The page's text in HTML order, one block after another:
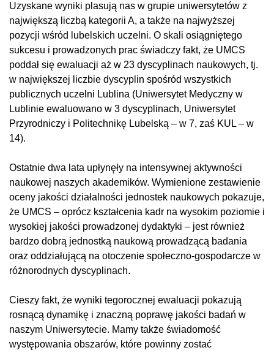
Uzyskane wyniki plasują nas w grupie uniwersytetów z
największą liczbą kategorii A, a także na najwyższej
pozycji wśród lubelskich uczelni. O skali osiągniętego
sukcesu i prowadzonych prac świadczy fakt, że UMCS
poddał się ewaluacji aż w 23 dyscyplinach naukowych, tj.
w największej liczbie dyscyplin spośród wszystkich
publicznych uczelni Lublina (Uniwersytet Medyczny w
Lublinie ewaluowano w 3 dyscyplinach, Uniwersytet
Przyrodniczy i Politechnikę Lubelską – w 7, zaś KUL – w
14).
Ostatnie dwa lata upłynęły na intensywnej aktywności
naukowej naszych akademików. Wymienione zestawienie
oceny jakości działalności jednostek naukowych pokazuje,
że UMCS – oprócz kształcenia kadr na wysokim poziomie i
wysokiej jakości prowadzonej dydaktyki – jest również
bardzo dobrą jednostką naukową prowadzącą badania
oraz oddziałującą na otoczenie społeczno-gospodarcze w
różnorodnych dyscyplinach.
Cieszy fakt, że wyniki tegorocznej ewaluacji pokazują
rosnącą dynamikę i znaczną poprawę jakości badań w
naszym Uniwersytecie. Mamy także świadomość
występowania obszarów, które powinny zostać